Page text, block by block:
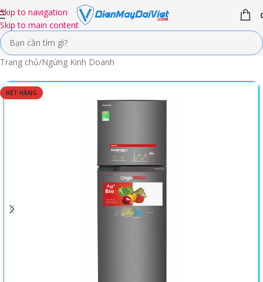
Skip to navigation
Skip to main content
Trang chủ/Ngừng Kinh Doanh
HẾT HÀNG